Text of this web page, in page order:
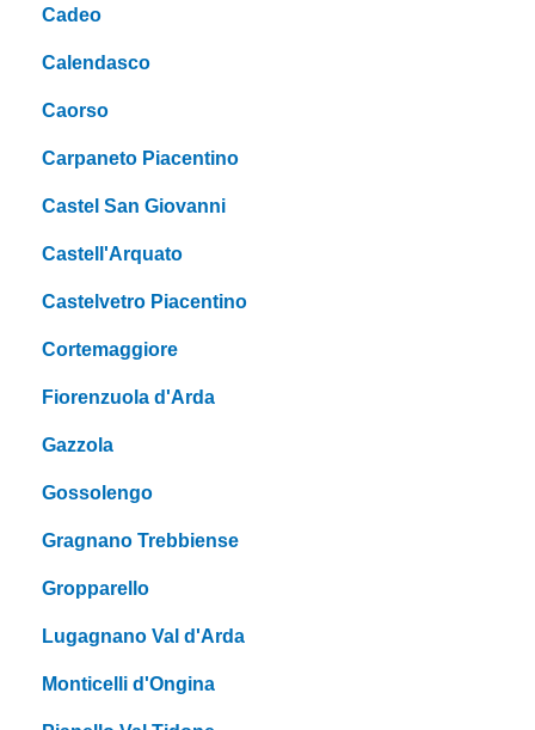
Cadeo
Calendasco
Caorso
Carpaneto Piacentino
Castel San Giovanni
Castell'Arquato
Castelvetro Piacentino
Cortemaggiore
Fiorenzuola d'Arda
Gazzola
Gossolengo
Gragnano Trebbiense
Gropparello
Lugagnano Val d'Arda
Monticelli d'Ongina